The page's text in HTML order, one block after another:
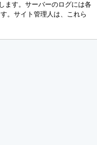
ます。サーバーのログには各
。サイト管理人は、これら